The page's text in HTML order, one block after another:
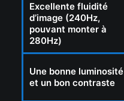
Excellente fluidité
d’image (240Hz,
pouvant monter à
280Hz)
Une bonne luminosité
et un bon contraste